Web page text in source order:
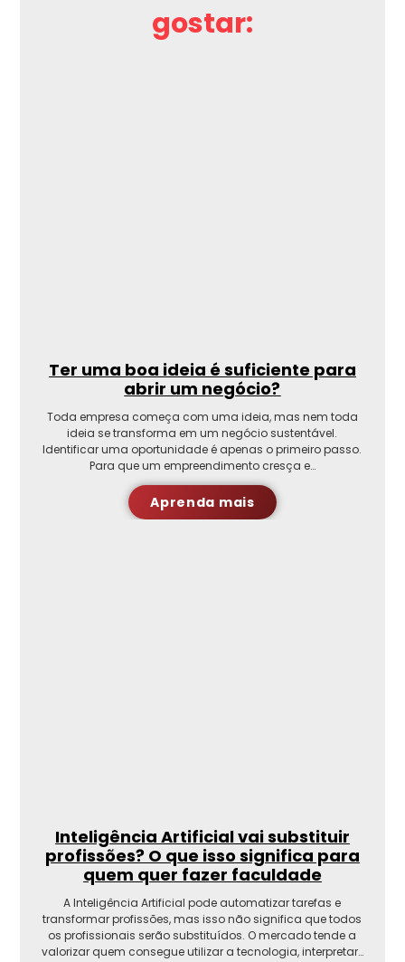
gostar:
Ter uma boa ideia é suficiente para
abrir um negócio?
Toda empresa começa com uma ideia, mas nem toda
ideia se transforma em um negócio sustentável.
Identificar uma oportunidade é apenas o primeiro passo.
Para que um empreendimento cresça e…
Aprenda mais
Inteligência Artificial vai substituir
profissões? O que isso significa para
quem quer fazer faculdade
A Inteligência Artificial pode automatizar tarefas e
transformar profissões, mas isso não significa que todos
os profissionais serão substituídos. O mercado tende a
valorizar quem consegue utilizar a tecnologia, interpretar…